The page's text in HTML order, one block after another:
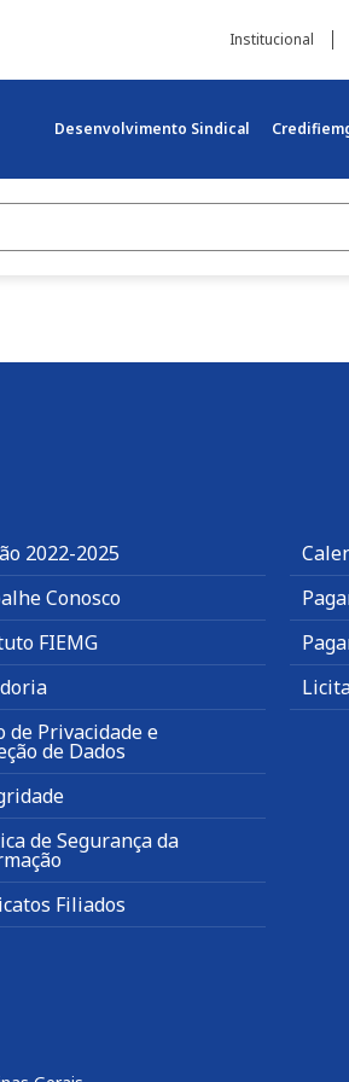
Institucional
Desenvolvimento Sindical
2022-2025
Conosco
FIEMG
de Privacidade e
de Dados
de Segurança da
Filiados